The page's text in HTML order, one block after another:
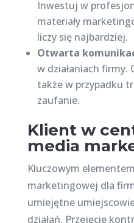
Inwestuj w
materiały
liczy się najbardziej.
Otwarta
w działaniach
także w przypadku
zaufanie.
Klient w
media
Kluczowym
marketingowej dla
umiejętne
działań. Przejęcie